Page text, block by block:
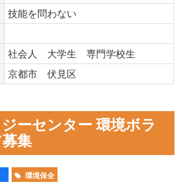
技能を問わない
社会人 大学生 専門学校生
京都市 伏見区
ーセンター 環境ボラ
集
環境保全